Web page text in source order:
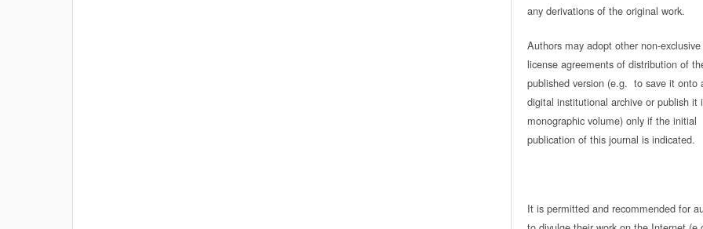
any derivations of the original work.
Authors may adopt other non-exclusive
license agreements of distribution of
published version (e.g. to save it onto
digital institutional archive or publish it
monographic volume) only if the initial
publication of this journal is indicated.
It is permitted and recommended for